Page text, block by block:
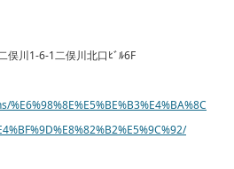
俣川1-6-1二俣川北口ﾋﾞﾙ6F